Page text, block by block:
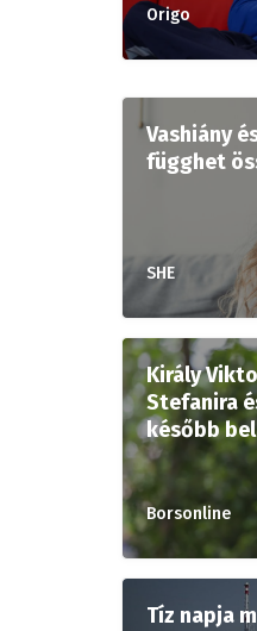
Origo
Vashiány
függhet
SHE
Király
Stefanira
később
Borsonline
Tíz napja